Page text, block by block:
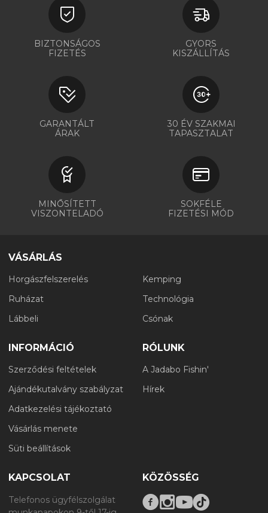
BIZTONSÁGOS
FIZETÉS
GYORS
KISZÁLLÍTÁS
GARANTÁLT
ÁRAK
30 ÉV SZAKMAI
TAPASZTALAT
MINŐSÍTETT
VISZONTELADÓ
SOKFÉLE
FIZETÉSI MÓD
VÁSÁRLÁS
Horgászfelszerelés
Ruházat
Lábbeli
Kemping
Technológia
Csónak
INFORMÁCIÓ
Szerződési feltételek
Ajándékutalvány szabályzat
Adatkezelési tájékoztató
Vásárlás menete
Süti beállítások
RÓLUNK
A Jadabo Fishin'
Hírek
KAPCSOLAT
Telefonos ügyfélszolgálat
KÖZÖSSÉG